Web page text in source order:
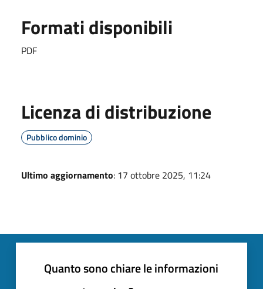
Formati disponibili
PDF
Licenza di distribuzione
Pubblico dominio
Ultimo aggiornamento: 17 ottobre 2025, 11:24
Quanto sono chiare le informazioni